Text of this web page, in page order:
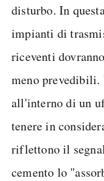
disturbo. In
impianti di
riceventi
meno prevedibili.
all'interno di un
tenere in
riflettono il
cemento lo